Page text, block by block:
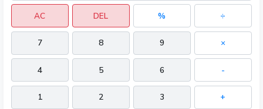
AC DEL % ÷
7 8 9 ×
4 5 6 -
1 2 3 +